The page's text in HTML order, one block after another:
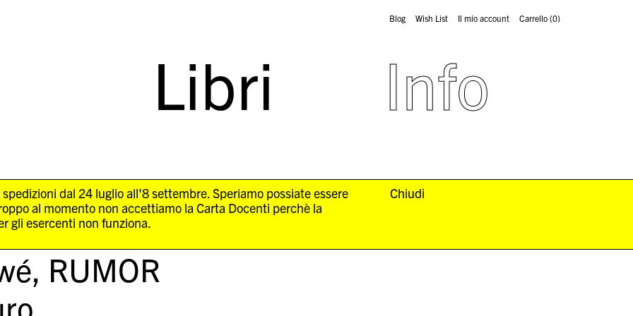
Libri Info
Blog Wish List Il mio account Carrello(0)
dal 24 luglio all'8 settembre. Speriamo possiate essere
al momento non accettiamo la Carta Docenti perchè la
gli esercenti non funziona.
Chiudi
RUMOR